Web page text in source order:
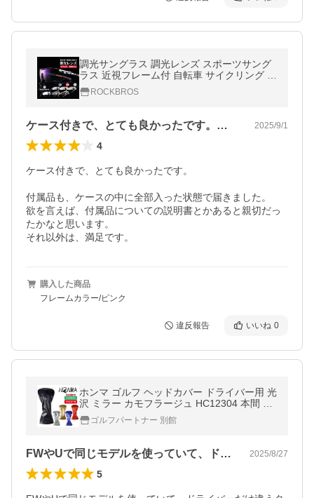
調光サングラス 調光レンズ スポーツサング
ラス 近視フレーム付 自転車 サイクリング ゴ
ルフ プレゼント ロックブロス
ROCKBROS
ケース付きで、とても良かったです。付属… 2025/9/1
4
ケース付きで、とても良かったです。
付属品も、ケースの中に全部入った状態で届きました。
欲を言えば、付属品についての説明書とかあると親切だっ
たかなと思います。
それ以外は、満足です。
購入した商品
フレームカラー/ピンク
違反報告 いいね 0
ホンマ ゴルフ ヘッドカバー ドライバー用 光
沢 ミラー カモフラージュ HC12304 本間 H
ONMAゴルフパートナー 別館
FWやUで同じモデルを使っていて、ドラ… 2025/8/27
5